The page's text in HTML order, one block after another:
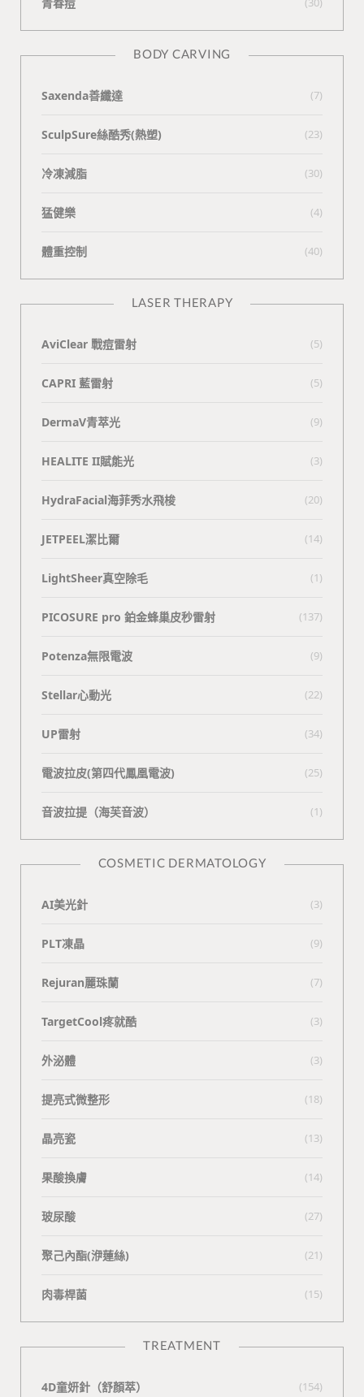
青春痘
BODY CARVING
Saxenda善纖達 (7)
SculpSure絲酷秀(熱塑) (23)
冷凍減脂 (30)
猛健樂 (4)
體重控制 (40)
LASER THERAPY
AviClear 戰痘雷射 (5)
CAPRI 藍雷射 (5)
DermaV青萃光 (9)
HEALITE II賦能光 (3)
HydraFacial海菲秀水飛梭 (20)
JETPEEL潔比爾 (14)
LightSheer真空除毛 (1)
PICOSURE pro 鉑金蜂巢皮秒雷射 (137)
Potenza無限電波 (9)
Stellar心動光 (22)
UP雷射 (34)
電波拉皮(第四代鳳凰電波) (25)
⾳波拉提（海芙⾳波） (1)
COSMETIC DERMATOLOGY
AI美光針 (3)
PLT凍晶 (9)
Rejuran麗珠蘭 (7)
TargetCool疼就酷 (3)
外泌體 (3)
提亮式微整形 (18)
晶亮瓷 (13)
果酸換膚 (14)
玻尿酸 (27)
聚己內酯(洢蓮絲) (21)
肉毒桿菌 (15)
TREATMENT
4D童妍針（舒顏萃） (154)